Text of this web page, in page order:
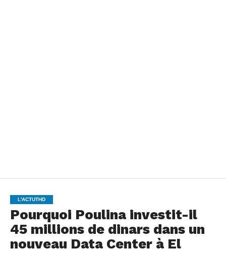
L'ACTUTHD
Pourquoi Poulina investit-il
45 millions de dinars dans un
nouveau Data Center à El